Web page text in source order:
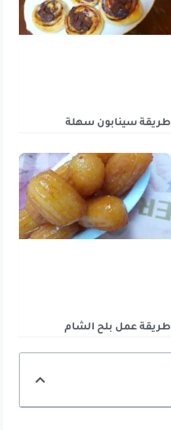
طريقة سينابون سهلة
طريقة عمل بلح الشام